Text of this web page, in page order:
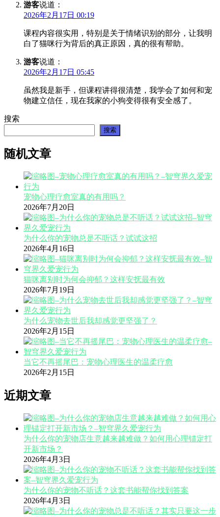
游客说道：
2026年2月17日 00:19
课程内容很实用，特别是关于情绪识别的部分，让我明
白了猫咪行为背后的真正原因，真的很有帮助。
游客说道：
2026年2月17日 05:45
虽然我是新手，但课程讲得很清楚，我学会了如何和宠
物建立信任，现在我家的小狗变得很有安全感了。
搜索
搜索
随机文章
宠物心理疗愈室真的有用吗？
2026年7月20日
为什么你的宠物总是不听话？试试这招
2026年4月16日
猫咪离别时为何会抑郁？这样安抚最有效
2026年7月19日
为什么宠物去世后我却感觉更坚强了？
2026年2月15日
当它不再摇尾巴：宠物心理医生的温柔疗愈
2026年2月15日
近期文章
为什么你的宠物店生意越来越难做？如何用心理锚定打
开新市场？
2026年4月3日
为什么你的宠物不听话？这套书能帮你找到答案
2026年4月3日